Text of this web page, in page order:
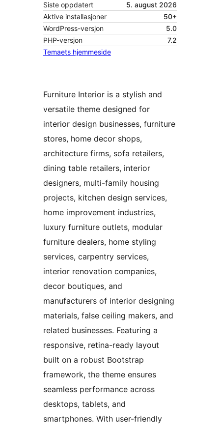
Siste oppdatert
5. august 2026
Aktive installasjoner
50+
WordPress-versjon
5.0
PHP-versjon
7.2
Temaets hjemmeside
Furniture Interior is a stylish and
versatile theme designed for
interior design businesses, furniture
stores, home decor shops,
architecture firms, sofa retailers,
dining table retailers, interior
designers, multi-family housing
projects, kitchen design services,
home improvement industries,
luxury furniture outlets, modular
furniture dealers, home styling
services, carpentry services,
interior renovation companies,
decor boutiques, and
manufacturers of interior designing
materials, false ceiling makers, and
related businesses. Featuring a
responsive, retina-ready layout
built on a robust Bootstrap
framework, the theme ensures
seamless performance across
desktops, tablets, and
smartphones. With user-friendly